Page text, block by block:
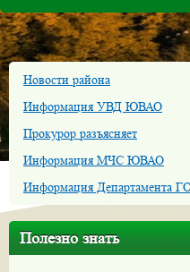
Новости района
Информация УВД ЮВАО
Прокурор разъясняет
Информация МЧС ЮВАО
Информация Департамента
Полезно знать